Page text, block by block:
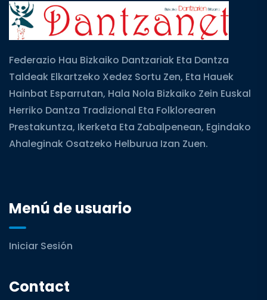
Federazio Hau Bizkaiko Dantzariak Eta Dantza
Taldeak Elkartzeko Xedez Sortu Zen, Eta Hauek
Hainbat Esparrutan, Hala Nola Bizkaiko Zein Euskal
Herriko Dantza Tradizional Eta Folklorearen
Prestakuntza, Ikerketa Eta Zabalpenean, Egindako
Ahaleginak Osatzeko Helburua Izan Zuen.
Menú de usuario
Iniciar Sesión
Contact